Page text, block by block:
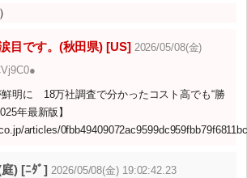
目です。(秋田県) [US] 2026/05/08(金)
鮮明に 18万社調査で分かったコスト高でも“勝
年最新版】
articles/
) [ﾆﾀﾞ] 2026/05/08(金) 19:02:42.23